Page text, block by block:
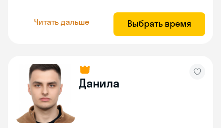
Читать дальше Выбрать время
Данила